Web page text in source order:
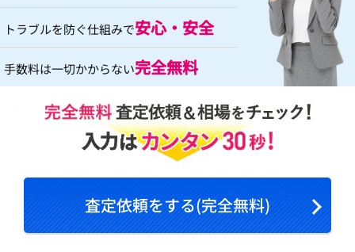
トラブルを防ぐ仕組みで安心・安全
手数料は一切かからない完全無料
査定依頼をする(完全無料)